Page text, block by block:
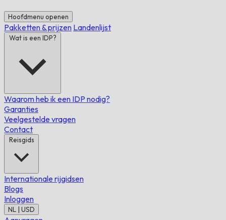
Hoofdmenu openen
Pakketten & prijzen Landenlijst
Wat is een IDP?
Waarom heb ik een IDP nodig?
Garanties
Veelgestelde vragen
Contact
Reisgids
Internationale rijgidsen
Blogs
Inloggen
NL | USD